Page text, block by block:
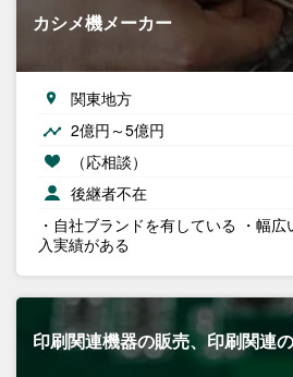
カシメ機メーカー
関東地方
2億円～5億円
（応相談）
後継者不在
・自社ブランドを有している ・幅
入実績がある
印刷関連機器の販売、印刷関連